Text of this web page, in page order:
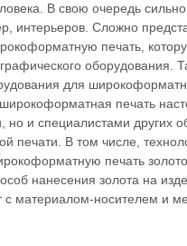
В свою очередь
интерьеров. Сложно
печать,
оборудования.
для
печать
но и специалистами других
печати. В том числе,
печать
нанесения золота на
с материалом-носителем и